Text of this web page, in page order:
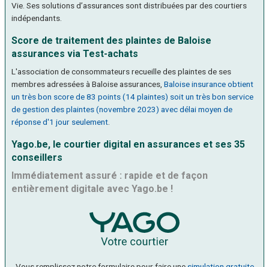
Vie. Ses solutions d’assurances sont distribuées par des courtiers
indépendants.
Score de traitement des plaintes de Baloise
assurances via Test-achats
L'association de consommateurs recueille des plaintes de ses
membres adressées à Baloise assurances, Baloise insurance obtient
un très bon score de 83 points (14 plaintes) soit un très bon service
de gestion des plaintes (novembre 2023) avec délai moyen de
réponse d'1 jour seulement.
Yago.be, le courtier digital en assurances et ses 35
conseillers
Immédiatement assuré : rapide et de façon
entièrement digitale avec Yago.be !